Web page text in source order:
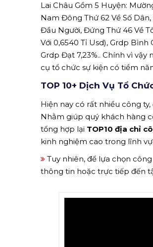
Lai Châu Gồm 5 Huyện:
Nam Đông Thứ 62 Về Số
Đầu Người, Đứng Thứ 46 Về
Với 0,6540 Tỉ Usd), Grdp
Grdp Đạt 7,23%.. Chính vì vậy
cụ tổ chức sự kiện có tiềm
TOP 10+ Dịch Vụ Tổ
Hiện nay có rất nhiều công
Nhằm giúp quý khách hàng
tổng hợp lại TOP10 địa chỉ
kinh nghiệm cao trong lĩnh
Tuy nhiên, để lựa chọn
thông tin hoặc trực tiếp đến